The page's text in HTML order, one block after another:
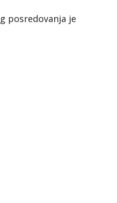
posredovanja je